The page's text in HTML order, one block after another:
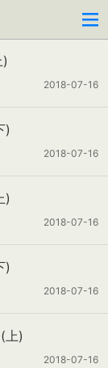
2018-07-16
)
2018-07-16
)
2018-07-16
)
2018-07-16
上)
2018-07-16